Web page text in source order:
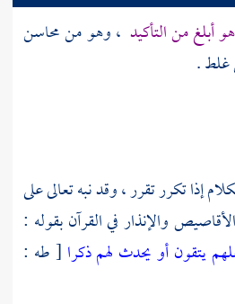
أبلغ من التأكيد ، وهو من محاسن
غلط .
إذا تكرر تقرر ، وقد نبه تعالى على
والإنذار في القرآن بقوله :
يتقون أو يحدث لهم ذكرا [ طه :